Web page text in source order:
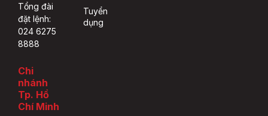
Tổng đài
đặt lệnh:
024 6275
8888
Chi
nhánh
Tp. Hồ
Chí Minh
Tuyển
dụng